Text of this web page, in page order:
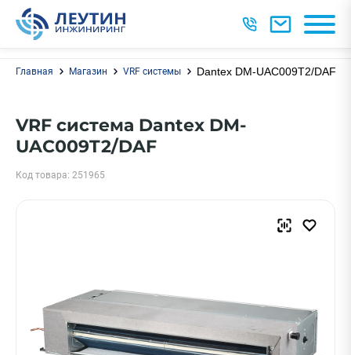
Главная Магазин VRF системы Dantex DM-UAC009T2/DAF
VRF система Dantex DM-
UAC009T2/DAF
Код товара: 251965